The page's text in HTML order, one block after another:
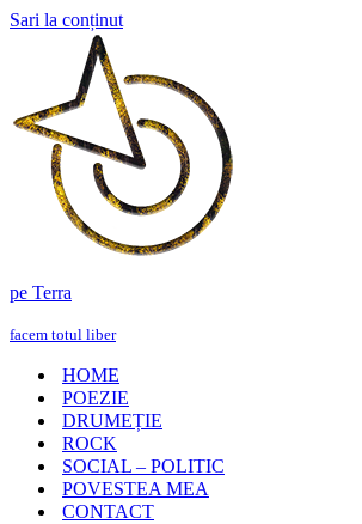
Sari la conținut
pe Terra
facem totul liber
HOME
POEZIE
DRUMEȚIE
ROCK
SOCIAL – POLITIC
POVESTEA MEA
CONTACT